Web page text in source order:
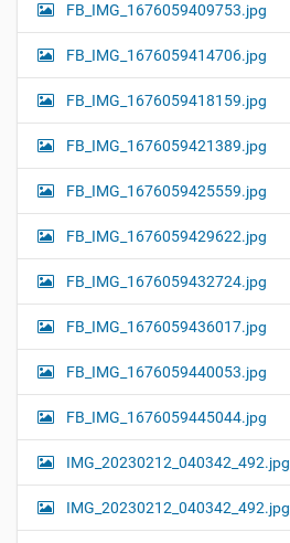
FB_IMG_1676059409753.jpg
FB_IMG_1676059414706.jpg
FB_IMG_1676059418159.jpg
FB_IMG_1676059421389.jpg
FB_IMG_1676059425559.jpg
FB_IMG_1676059429622.jpg
FB_IMG_1676059432724.jpg
FB_IMG_1676059436017.jpg
FB_IMG_1676059440053.jpg
FB_IMG_1676059445044.jpg
IMG_20230212_040342_492.jpg
IMG_20230212_040342_492.jpg